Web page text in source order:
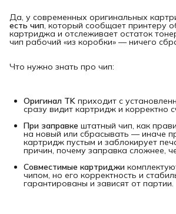
Да, у современных оригинальных
есть чип, который сообщает принтеру
картриджа и отслеживает остаток
чип рабочий «из коробки» — ничего
Что нужно знать про чип:
Оригинал TK приходит с
сразу видит картридж и корректно
При заправке штатный чип, как
на новый или сбрасывать — иначе
картридж пустым и заблокирует
причин, почему заправка сложнее,
Совместимые картриджи
чипом, но его корректность и
гарантированы и зависят от партии.